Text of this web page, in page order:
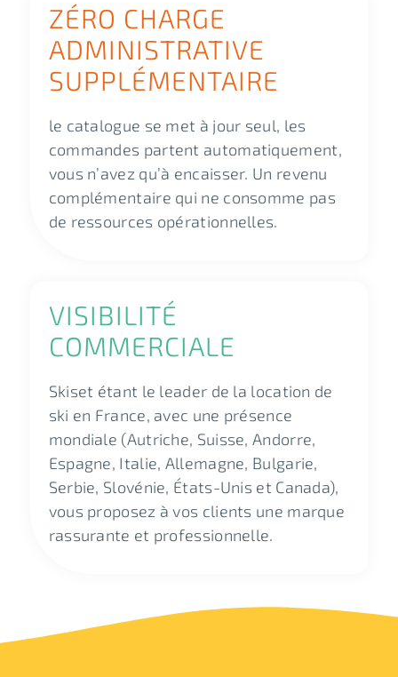
ZÉRO CHARGE
ADMINISTRATIVE
SUPPLÉMENTAIRE
le catalogue se met à jour seul, les
commandes partent automatiquement,
vous n’avez qu’à encaisser. Un revenu
complémentaire qui ne consomme pas
de ressources opérationnelles.
VISIBILITÉ
COMMERCIALE
Skiset étant le leader de la location de
ski en France, avec une présence
mondiale (Autriche, Suisse, Andorre,
Espagne, Italie, Allemagne, Bulgarie,
Serbie, Slovénie, États-Unis et Canada),
vous proposez à vos clients une marque
rassurante et professionnelle.